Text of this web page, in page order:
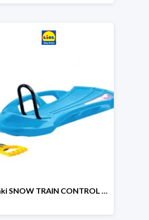
Sanki SNOW TRAIN CONTROL -25%